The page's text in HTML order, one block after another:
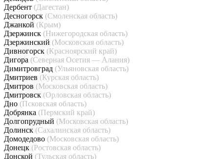
Дербент (Дагестан)
Десногорск (Смоленская область)
Джанкой (Крым)
Дзержинск (Нижегородская область)
Дзержинский (Московская область)
Дивногорск (Красноярский край)
Дигора (Северная Осетия — Алания)
Димитровград (Ульяновская область)
Дмитриев (Курская область)
Дмитров (Московская область)
Дмитровск (Орловская область)
Дно (Псковская область)
Добрянка (Пермский край)
Долгопрудный (Московская область)
Долинск (Сахалинская область)
Домодедово (Московская область)
Донецк (Ростовская область)
Донской (Тульская область)